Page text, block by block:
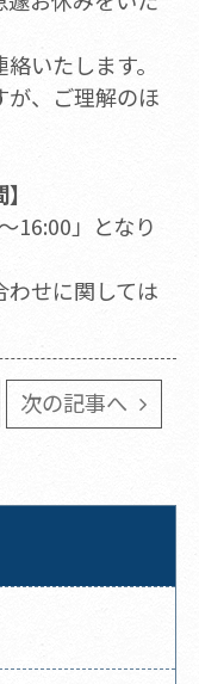
いたします。
が、ご理解のほ
16:00」となり
せに関しては
次の記事へ